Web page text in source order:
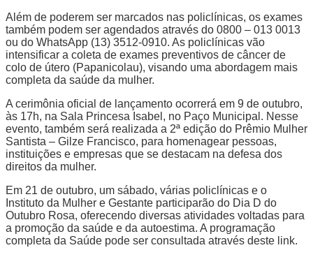
Além de poderem ser marcados nas policlínicas, os exames
também podem ser agendados através do 0800 – 013 0013
ou do WhatsApp (13) 3512-0910. As policlínicas vão
intensificar a coleta de exames preventivos de câncer de
colo de útero (Papanicolau), visando uma abordagem mais
completa da saúde da mulher.
A cerimônia oficial de lançamento ocorrerá em 9 de outubro,
às 17h, na Sala Princesa Isabel, no Paço Municipal. Nesse
evento, também será realizada a 2ª edição do Prêmio Mulher
Santista – Gilze Francisco, para homenagear pessoas,
instituições e empresas que se destacam na defesa dos
direitos da mulher.
Em 21 de outubro, um sábado, várias policlínicas e o
Instituto da Mulher e Gestante participarão do Dia D do
Outubro Rosa, oferecendo diversas atividades voltadas para
a promoção da saúde e da autoestima. A programação
completa da Saúde pode ser consultada através deste link.